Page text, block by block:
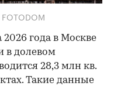
2026 года в Москве
в долевом
28,3 млн кв.
Такие данные